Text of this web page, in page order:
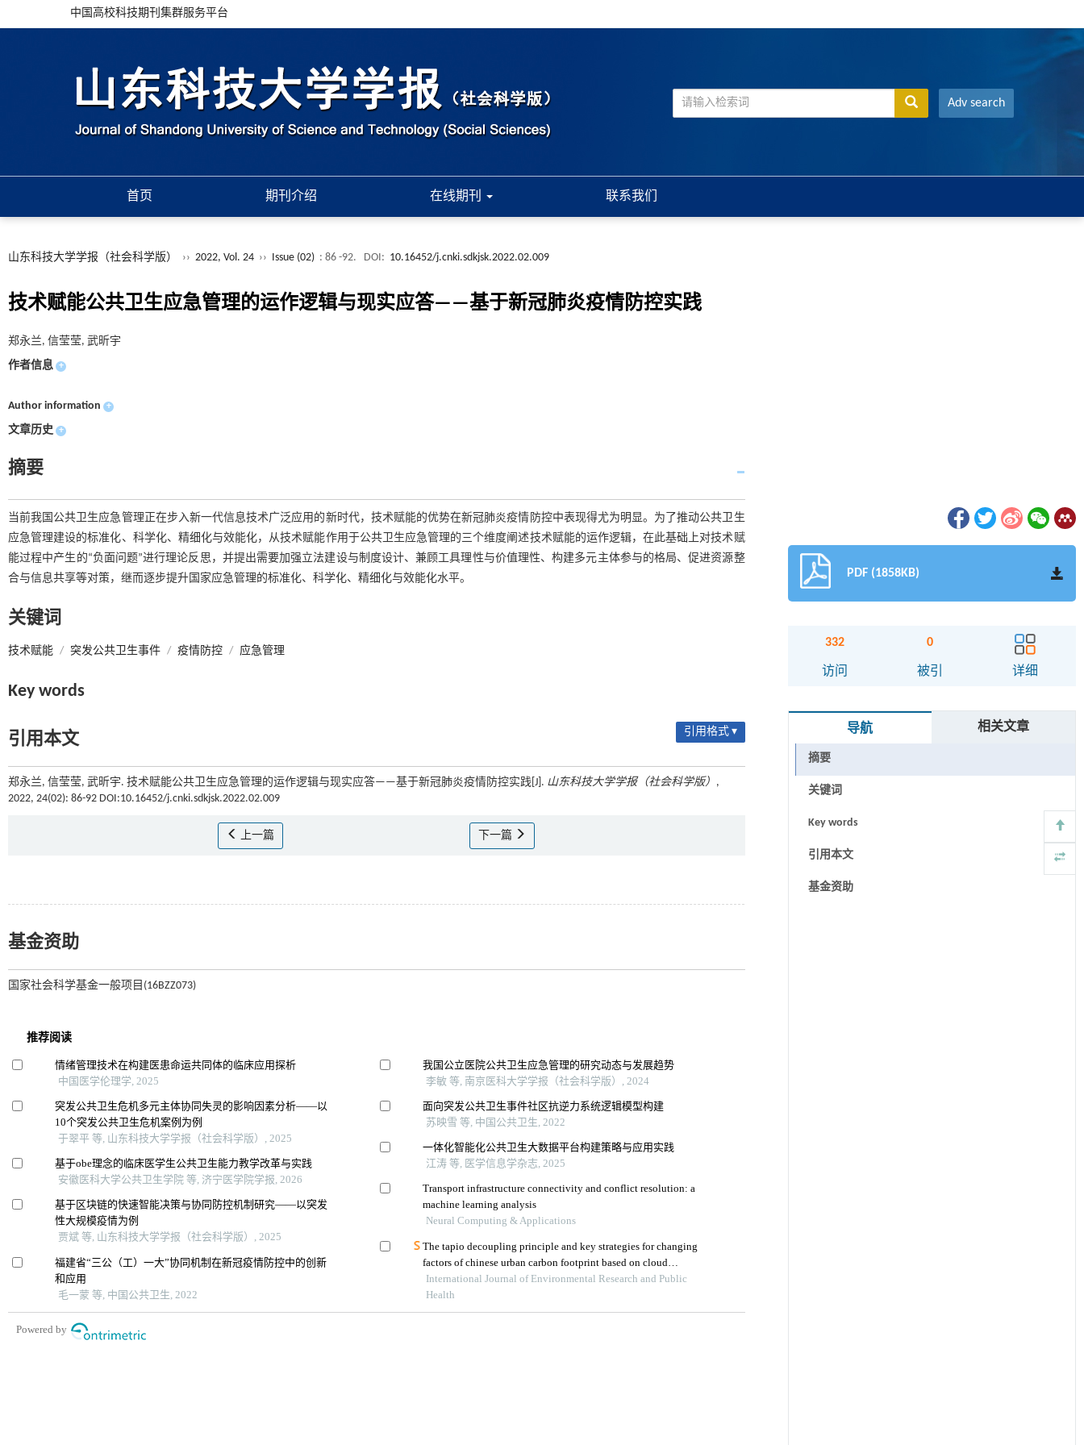
中国高校科技期刊集群服务平台
Adv search
首页 期刊介绍 在线期刊 联系我们
山东科技大学学报（社会科学版） ›› 2022, Vol. 24 ›› Issue (02) : 86 -92. DOI: 10.16452/j.cnki.sdkjsk.2022.02.009
技术赋能公共卫生应急管理的运作逻辑与现实应答——基于新冠肺炎疫情防控实践
郑永兰, 信莹莹, 武昕宇
作者信息 +
Author information +
文章历史 +
摘要
当前我国公共卫生应急管理正在步入新一代信息技术广泛应用的新时代，技术赋能的优势在新冠肺炎疫情防控中表现得尤为明显。为了推动公共卫生
应急管理建设的标准化、科学化、精细化与效能化，从技术赋能作用于公共卫生应急管理的三个维度阐述技术赋能的运作逻辑，在此基础上对技术赋
能过程中产生的“负面问题”进行理论反思，并提出需要加强立法建设与制度设计、兼顾工具理性与价值理性、构建多元主体参与的格局、促进资源整
合与信息共享等对策，继而逐步提升国家应急管理的标准化、科学化、精细化与效能化水平。
关键词
技术赋能 / 突发公共卫生事件 / 疫情防控 / 应急管理
Key words
引用本文 引用格式 ▾
郑永兰, 信莹莹, 武昕宇. 技术赋能公共卫生应急管理的运作逻辑与现实应答——基于新冠肺炎疫情防控实践[J]. 山东科技大学学报（社会科学版） ,
2022, 24(02): 86-92 DOI:10.16452/j.cnki.sdkjsk.2022.02.009
上一篇 下一篇
基金资助
国家社会科学基金一般项目(16BZZ073)
PDF (1858KB)
332
访问
0
被引 详细
导航 相关文章
摘要
关键词
Key words
引用本文
基金资助